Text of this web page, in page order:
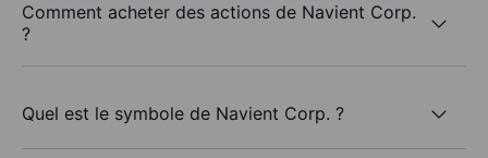
Comment acheter des actions de Navient Corp.
?
Quel est le symbole de Navient Corp. ?